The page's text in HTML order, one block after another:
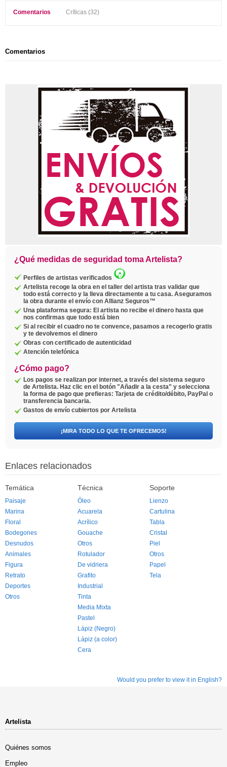
Comentarios Críticas (32)
Comentarios
¿Qué medidas de seguridad toma Artelista?
Perfiles de artistas verificados
Artelista recoge la obra en el taller del artista tras validar que
todo está correcto y la lleva directamente a tu casa. Aseguramos
la obra durante el envío con Allianz Seguros™
Una plataforma segura: El artista no recibe el dinero hasta que
nos confirmas que todo está bien
Si al recibir el cuadro no te convence, pasamos a recogerlo gratis
y te devolvemos el dinero
Obras con certificado de autenticidad
Atención telefónica
¿Cómo pago?
Los pagos se realizan por internet, a través del sistema seguro
de Artelista. Haz clic en el botón "Añadir a la cesta" y selecciona
la forma de pago que prefieras: Tarjeta de crédito/débito, PayPal o
transferencia bancaria.
Gastos de envío cubiertos por Artelista
¡MIRA TODO LO QUE TE OFRECEMOS!
Enlaces relacionados
Temática
Paisaje
Marina
Floral
Bodegones
Desnudos
Animales
Figura
Retrato
Deportes
Otros
Técnica
Óleo
Acuarela
Acrílico
Gouache
Otros
Rotulador
De vidriera
Grafito
Industrial
Tinta
Media Mixta
Pastel
Lápiz (Negro)
Lápiz (a color)
Cera
Soporte
Lienzo
Cartulina
Tabla
Cristal
Piel
Otros
Papel
Tela
Would you prefer to view it in English?
Artelista
Quiénes somos
Empleo